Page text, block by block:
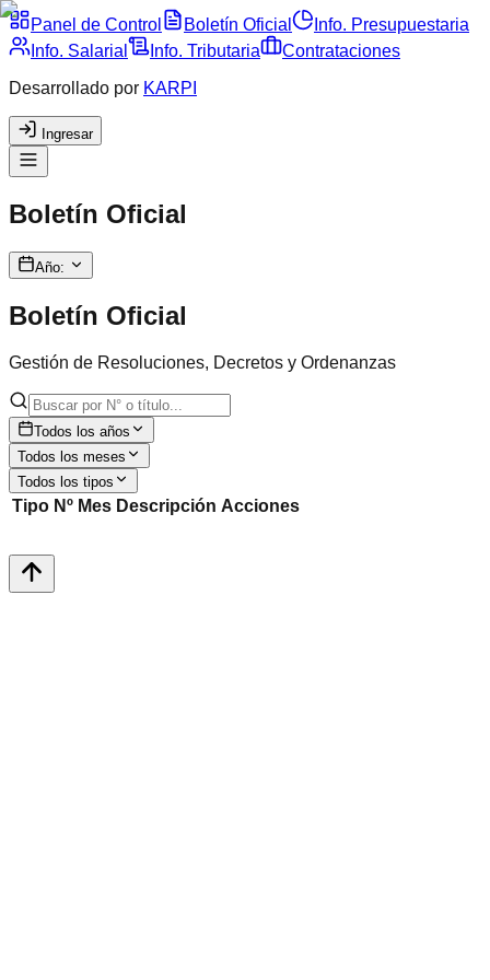
Panel de Control Boletín Oficial
Info. Presupuestaria
Info. Salarial
Info. Tributaria
Contrataciones
Desarrollado por KARPI
Ingresar
Boletín Oficial
Año:
Boletín Oficial
Gestión de Resoluciones, Decretos y Ordenanzas
Todos los años
Todos los meses
Todos los tipos
Tipo Nº Mes Descripción Acciones